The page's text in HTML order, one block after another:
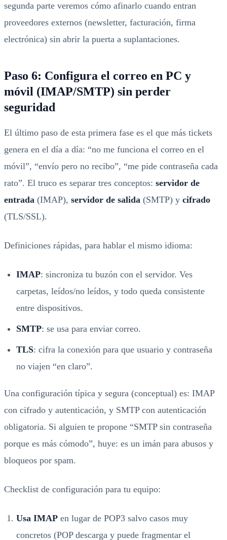
segunda parte veremos cómo afinarlo cuando entran
proveedores externos (newsletter, facturación, firma
electrónica) sin abrir la puerta a suplantaciones.
Paso 6: Configura el correo en PC y
móvil (IMAP/SMTP) sin perder
seguridad
El último paso de esta primera fase es el que más tickets
genera en el día a día: “no me funciona el correo en el
móvil”, “envío pero no recibo”, “me pide contraseña cada
rato”. El truco es separar tres conceptos: servidor de
entrada (IMAP), servidor de salida (SMTP) y cifrado
(TLS/SSL).
Definiciones rápidas, para hablar el mismo idioma:
IMAP: sincroniza tu buzón con el servidor. Ves
carpetas, leídos/no leídos, y todo queda consistente
entre dispositivos.
SMTP: se usa para enviar correo.
TLS: cifra la conexión para que usuario y contraseña
no viajen “en claro”.
Una configuración típica y segura (conceptual) es: IMAP
con cifrado y autenticación, y SMTP con autenticación
obligatoria. Si alguien te propone “SMTP sin contraseña
porque es más cómodo”, huye: es un imán para abusos y
bloqueos por spam.
Checklist de configuración para tu equipo:
Usa IMAP en lugar de POP3 salvo casos muy
concretos (POP descarga y puede fragmentar el